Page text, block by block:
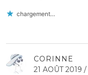
chargement…
CORINNE
21 AOÛT 2019 /